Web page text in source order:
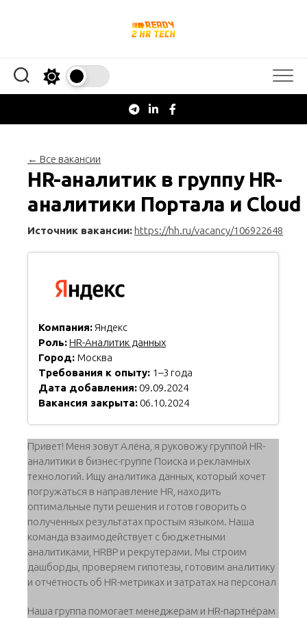
← Все вакансии
HR-аналитик в группу HR-
аналитики Портала и Cloud
Источник вакансии: https://hh.ru/vacancy/106922648
Компания: Яндекс
Роль:HR-Аналитик данных
Город: Москва
Требования к опыту: 1–3 года
Дата добавления: 09.09.2024
Вакансия закрыта: 06.10.2024
Привет! Меня зовут Алёна, я руковожу группой HR-
аналитики в бизнес-группе Поиска и рекламных
технологий. Ищу аналитика данных, который хочет
погружаться в направление HR, находить
оптимальные пути решения и готов говорить о
полученных результатах простым языком. Наша
команда взаимодействует с бюджетными
аналитиками, HRBP и рекрутерами. Мы строим
дашборды, проверяем гипотезы, готовим аналитику
и отчётность об HR-метриках и затратах на персонал
Наша группа помогает менеджерам и HR-партнёрам